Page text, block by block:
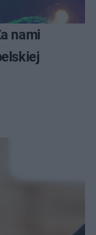
nami